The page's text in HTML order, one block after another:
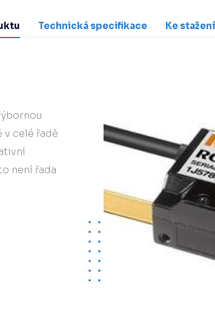
Technická specifikace Ke stažení
celé řadě
není řada